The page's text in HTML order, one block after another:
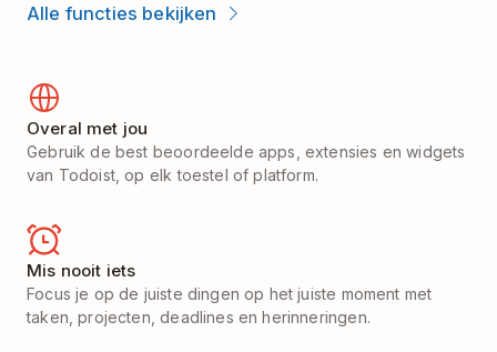
Alle functies bekijken
Overal met jou
Gebruik de best beoordeelde apps, extensies en widgets
van Todoist, op elk toestel of platform.
Mis nooit iets
Focus je op de juiste dingen op het juiste moment met
taken, projecten, deadlines en herinneringen.